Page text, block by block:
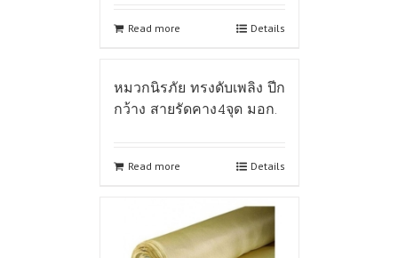
Read more Details
หมวกนิรภัย ทรงดับเพลิง ปีก
กว้าง สายรัดคาง4จุด มอก.
Read more Details